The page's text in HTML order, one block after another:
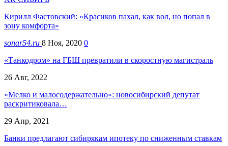
Кирилл Фастовский: «Красиков пахал, как вол, но попал в
зону комфорта»
sonar54.ru 8 Ноя, 2020 0
«Танкодром» на ГБШ превратили в скоростную магистраль
26 Авг, 2022
«Мелко и малосодержательно»: новосибирский депутат
раскритиковала…
29 Апр, 2021
Банки предлагают сибирякам ипотеку по сниженным ставкам